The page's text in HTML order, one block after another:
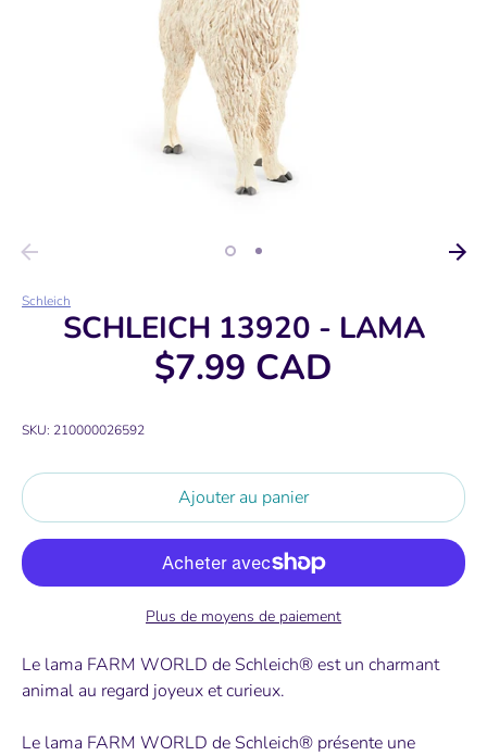
Schleich
SCHLEICH 13920 - LAMA
$7.99 CAD
SKU: 210000026592
Ajouter au panier
Plus de moyens de paiement
Le lama FARM WORLD de Schleich® est un charmant
animal au regard joyeux et curieux.
Le lama FARM WORLD de Schleich® présente une